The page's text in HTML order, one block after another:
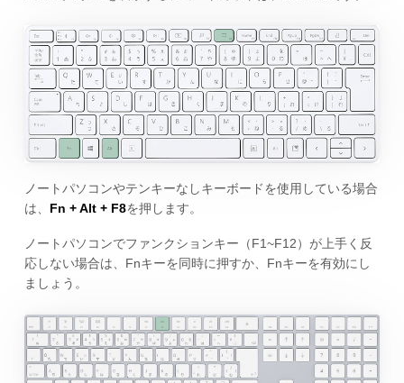
ノートパソコンやテンキーなしキーボードを使用している場合
は、 Fn + Alt + F8を押します。
ノートパソコンでファンクションキー（F1~F12）が上手く反
応しない場合は、Fnキーを同時に押すか、Fnキーを有効にし
ましょう。